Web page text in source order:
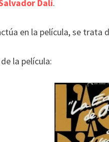
Dalí.
en la película, se trata
la película: